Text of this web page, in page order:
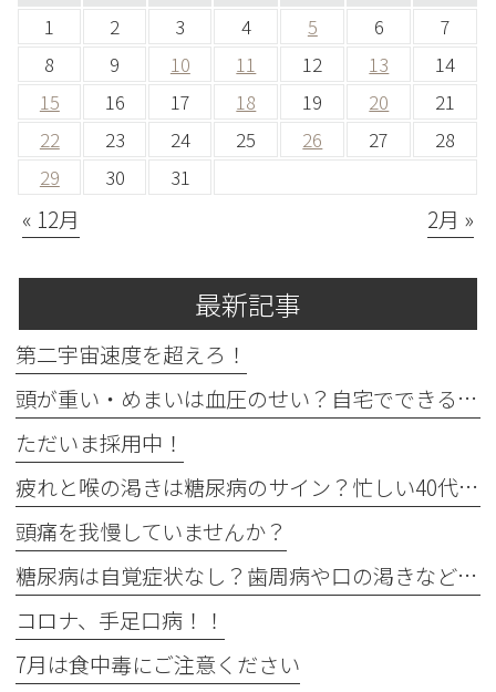
1 2 3 4 5 6
7
8
9 10 11 12 13
14
15
16 17 18 19 20
21
22
23 24 25 26 27
28
29
30 31
« 12月 2月 »
最新記事
第二宇宙速度を超えろ！
頭が重い・めまいは血圧のせい？自宅でできる確認法と受診目安
ただいま採用中！
疲れと喉の渇きは糖尿病のサイン？忙しい40代の受診目安
頭痛を我慢していませんか？
糖尿病は自覚症状なし？歯周病や口の渇きなど初期サイン5つと数値
コロナ、手足口病！！
7月は食中毒にご注意ください